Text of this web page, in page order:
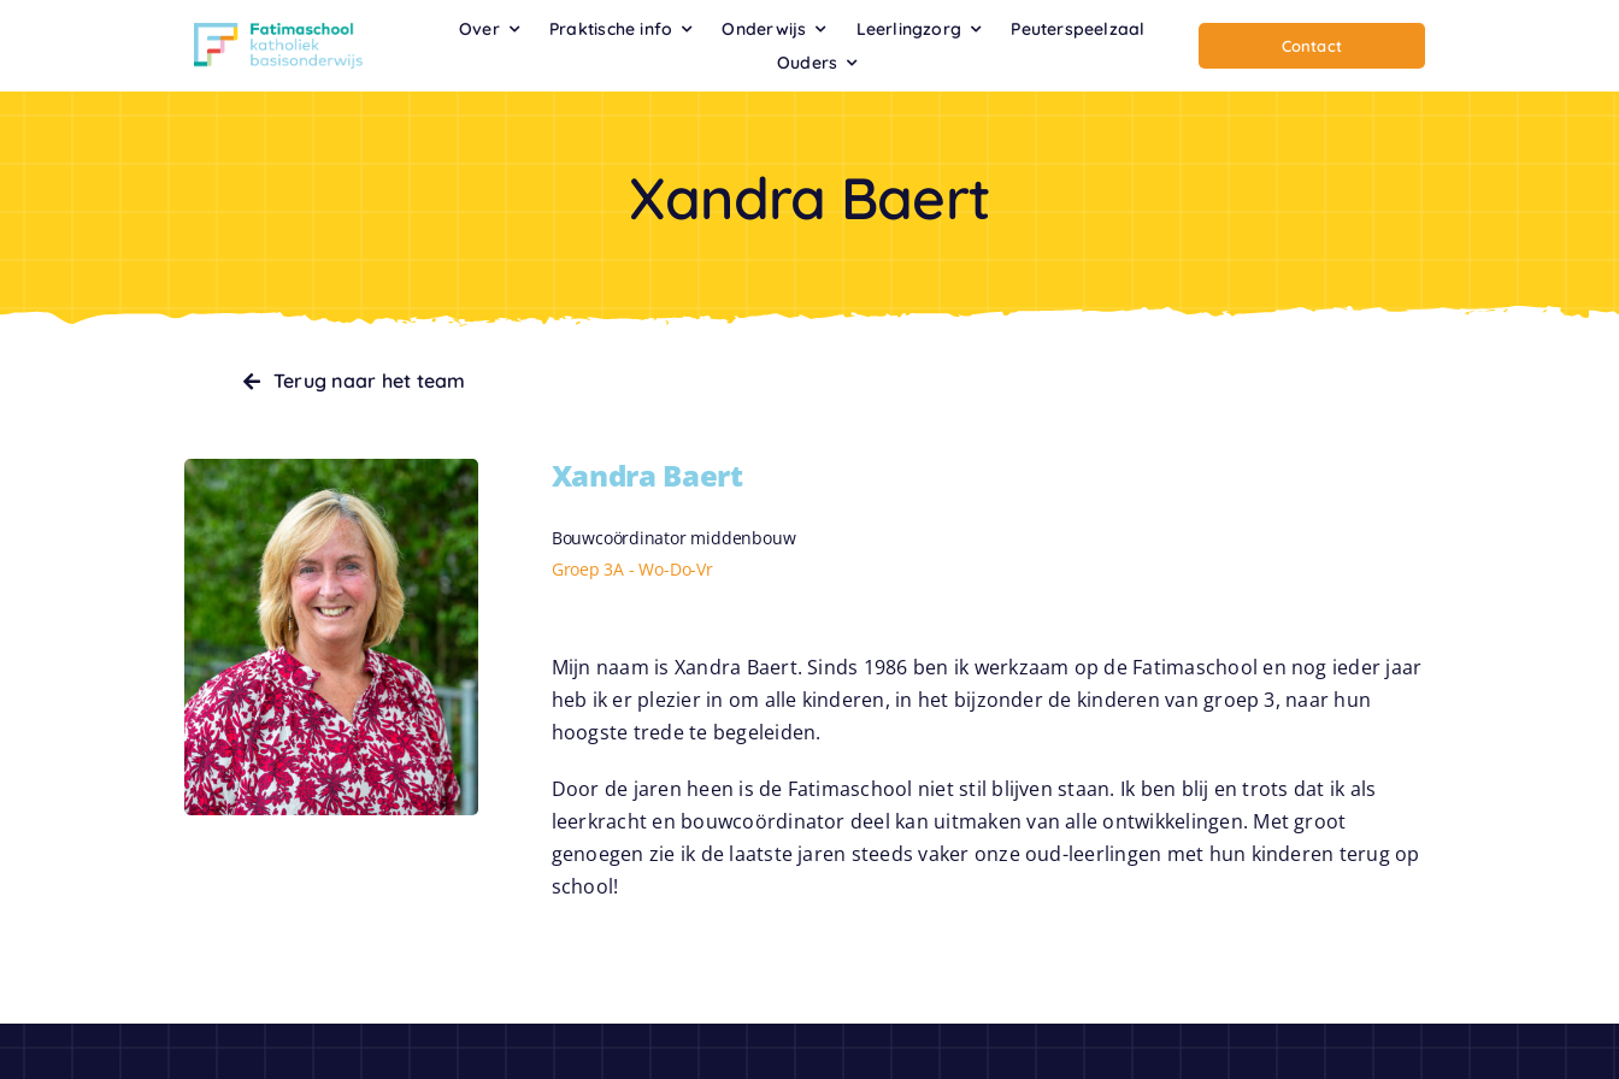
Over Praktische info Onderwijs Leerlingzorg
Peuterspeelzaal
Ouders
Contact
Xandra Baert
Terug naar het team
Xandra Baert
Bouwcoördinator middenbouw
Groep 3A - Wo-Do-Vr
Mijn naam is Xandra Baert. Sinds 1986 ben ik werkzaam op de Fatimaschool en nog ieder jaar
heb ik er plezier in om alle kinderen, in het bijzonder de kinderen van groep 3, naar hun
hoogste trede te begeleiden.
Door de jaren heen is de Fatimaschool niet stil blijven staan. Ik ben blij en trots dat ik als
leerkracht en bouwcoördinator deel kan uitmaken van alle ontwikkelingen. Met groot
genoegen zie ik de laatste jaren steeds vaker onze oud-leerlingen met hun kinderen terug op
school!